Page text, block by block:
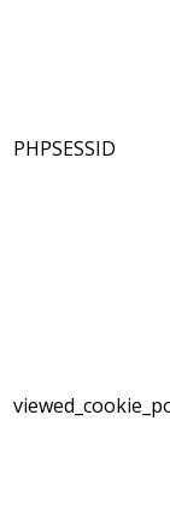
PHPSESSID